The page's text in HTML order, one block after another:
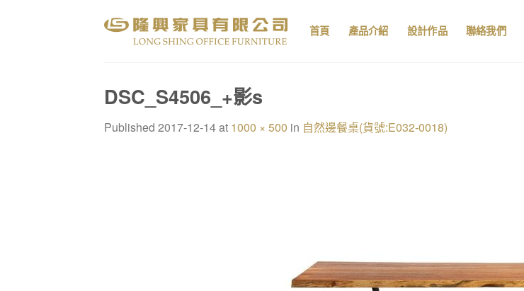
首頁 產品介紹 設計作品 聯絡我們
DSC_S4506_+影s
Published 2017-12-14at 1000 × 500 in 自然邊餐桌(貨號:E032-0018)